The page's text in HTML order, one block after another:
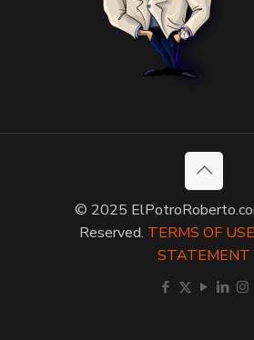
© 2025
Reserved. TERMS OF USE
STATEMENT